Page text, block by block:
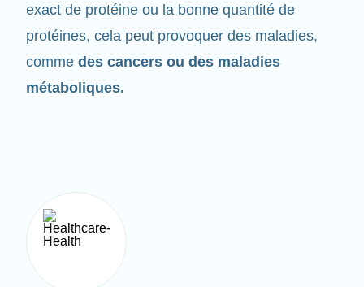
exact de protéine ou la bonne quantité de
protéines, cela peut provoquer des maladies,
comme des cancers ou des maladies
métaboliques.